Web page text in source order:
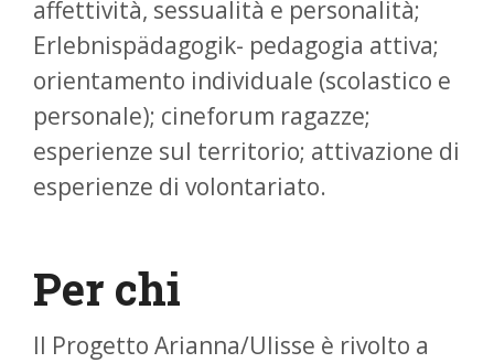
affettività, sessualità e personalità;
Erlebnispädagogik- pedagogia attiva;
orientamento individuale (scolastico e
personale); cineforum ragazze;
esperienze sul territorio; attivazione di
esperienze di volontariato.
Per chi
Il Progetto Arianna/Ulisse è rivolto a